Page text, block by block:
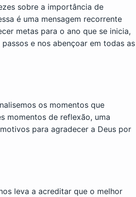
sobre a importância de
é uma mensagem recorrente
metas para o ano que se inicia,
e nos abençoar em todas as
os momentos que
momentos de reflexão, uma
para agradecer a Deus por
leva a acreditar que o melhor